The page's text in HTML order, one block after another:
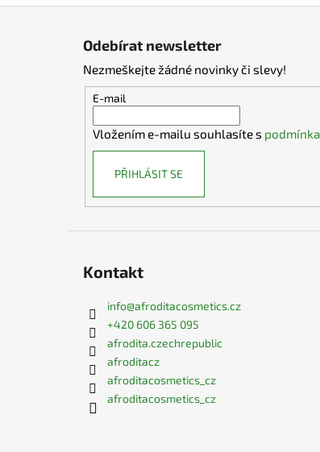
Odebírat newsletter
Nezmeškejte žádné novinky či slevy!
E-mail
Vložením e-mailu souhlasíte s
PŘIHLÁSIT SE
Kontakt
info@afroditacosmetics.cz
+420 606 365 095
afrodita.czechrepublic
afroditacz
afroditacosmetics_cz
afroditacosmetics_cz